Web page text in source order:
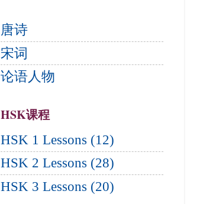
唐诗
宋词
论语人物
HSK课程
HSK 1 Lessons (12)
HSK 2 Lessons (28)
HSK 3 Lessons (20)